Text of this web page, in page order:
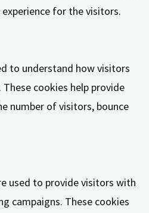
for the visitors.
to understand how visitors
cookies help provide
number of visitors, bounce
used to provide visitors with
campaigns. These cookies